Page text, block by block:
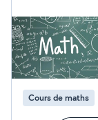
parle
chaque élève
différentes
:)
Cours de maths